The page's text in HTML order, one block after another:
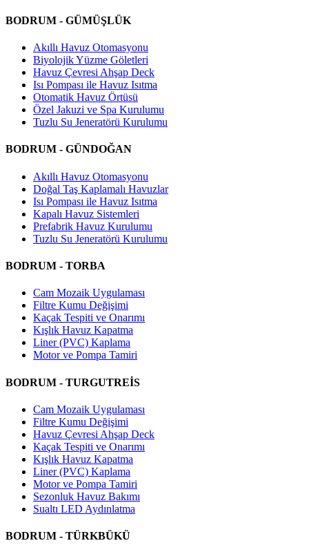
BODRUM - GÜMÜŞLÜK
Akıllı Havuz Otomasyonu
Biyolojik Yüzme Göletleri
Havuz Çevresi Ahşap Deck
Isı Pompası ile Havuz Isıtma
Otomatik Havuz Örtüsü
Özel Jakuzi ve Spa Kurulumu
Tuzlu Su Jeneratörü Kurulumu
BODRUM - GÜNDOĞAN
Akıllı Havuz Otomasyonu
Doğal Taş Kaplamalı Havuzlar
Isı Pompası ile Havuz Isıtma
Kapalı Havuz Sistemleri
Prefabrik Havuz Kurulumu
Tuzlu Su Jeneratörü Kurulumu
BODRUM - TORBA
Cam Mozaik Uygulaması
Filtre Kumu Değişimi
Kaçak Tespiti ve Onarımı
Kışlık Havuz Kapatma
Liner (PVC) Kaplama
Motor ve Pompa Tamiri
BODRUM - TURGUTREİS
Cam Mozaik Uygulaması
Filtre Kumu Değişimi
Havuz Çevresi Ahşap Deck
Kaçak Tespiti ve Onarımı
Kışlık Havuz Kapatma
Liner (PVC) Kaplama
Motor ve Pompa Tamiri
Sezonluk Havuz Bakımı
Sualtı LED Aydınlatma
BODRUM - TÜRKBÜKÜ